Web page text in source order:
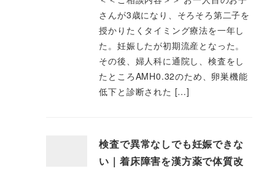
さんが3歳になり、そろそろ第二子を
授かりたくタイミング療法を一年し
た。妊娠したが初期流産となった。
その後、婦人科に通院し、検査をし
たところAMH0.32のため、卵巣機能
低下と診断された […]
検査で異常なしでも妊娠できな
い｜着床障害を漢方薬で体質改